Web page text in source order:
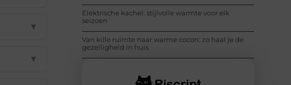
▼
▼
Elektrische kachel: stijlvolle warmte voor elk
seizoen
Van kille ruimte naar warme cocon: zo haal je de
gezelligheid in huis